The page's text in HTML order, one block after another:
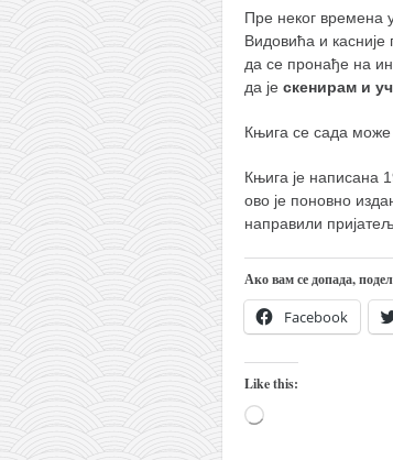
тимбеи рочин
тсунами дојо
програм
снимци наступа
галерија клуба
чланарина
контакт
бесплатна е-књига
термини тренинга
моја прича
моја прича
Пре неког времена
Видовића и
да се пронађе на
да је скенирам и
Књига се сада може
Књига је написана
ово је поновно
направили
Ако вам се допада,
Facebook
Like this:
Loading…